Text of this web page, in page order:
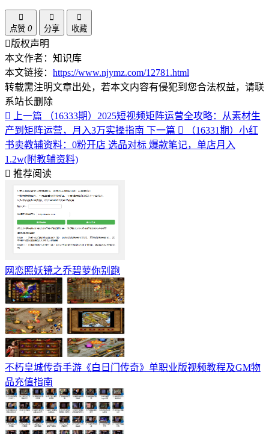
点赞 0 分享 收藏
版权声明
本文作者：知识库
本文链接： https://www.njymz.com/12781.html
转载需注明文章出处，若本文内容有侵犯到您合法权益，请联
系站长删除
上一篇
（16333期）2025短视频矩阵运营全攻略：从素材生
产到矩阵运营，月入3万实操指南 下一篇
（16331期）小红
书卖教辅资料：0粉开店 选品对标 爆款笔记，单店月入
1.2w(附教辅资料)
推荐阅读
网恋照妖镜之乔碧萝你别跑
不朽皇城传奇手游《白日门传奇》单职业版视频教程及GM物
品充值指南